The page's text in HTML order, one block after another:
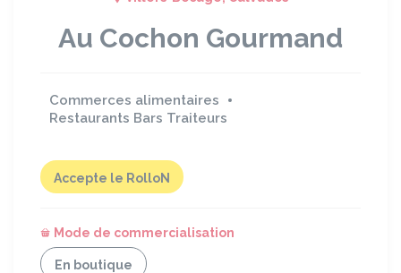
Au Cochon Gourmand
Commerces alimentaires
Restaurants Bars Traiteurs
Accepte le RolloN
Mode de commercialisation
En boutique